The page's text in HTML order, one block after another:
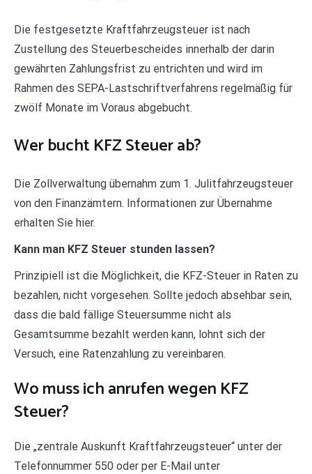
Die festgesetzte Kraftfahrzeugsteuer ist nach
Zustellung des Steuerbescheides innerhalb der darin
gewährten Zahlungsfrist zu entrichten und wird im
Rahmen des SEPA-Lastschriftverfahrens regelmäßig für
zwölf Monate im Voraus abgebucht.
Wer bucht KFZ Steuer ab?
Die Zollverwaltung übernahm zum 1. Julitfahrzeugsteuer
von den Finanzämtern. Informationen zur Übernahme
erhalten Sie hier.
Kann man KFZ Steuer stunden lassen?
Prinzipiell ist die Möglichkeit, die KFZ-Steuer in Raten zu
bezahlen, nicht vorgesehen. Sollte jedoch absehbar sein,
dass die bald fällige Steuersumme nicht als
Gesamtsumme bezahlt werden kann, lohnt sich der
Versuch, eine Ratenzahlung zu vereinbaren.
Wo muss ich anrufen wegen KFZ
Steuer?
Die „zentrale Auskunft Kraftfahrzeugsteuer“ unter der
Telefonnummer 550 oder per E-Mail unter